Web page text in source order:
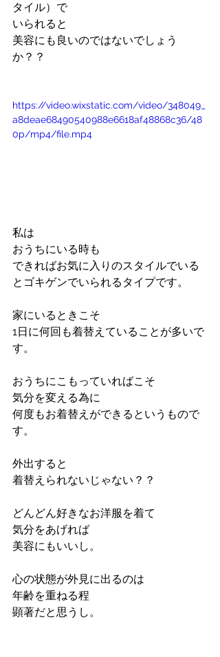
タイル）で
いられると
美容にも良いのではないでしょう
か？？
https://video.wixstatic.com/video/348049_
a8deae68490540988e6618af48868c36/48
0p/mp4/file.mp4
私は
おうちにいる時も
できればお気に入りのスタイルでいる
とゴキゲンでいられるタイプです。
家にいるときこそ
1日に何回も着替えていることが多いで
す。
おうちにこもっていればこそ
気分を変える為に
何度もお着替えができるというもので
す。
外出すると
着替えられないじゃない？？
どんどん好きなお洋服を着て
気分をあげれば
美容にもいいし。
心の状態が外見に出るのは
年齢を重ねる程
顕著だと思うし。